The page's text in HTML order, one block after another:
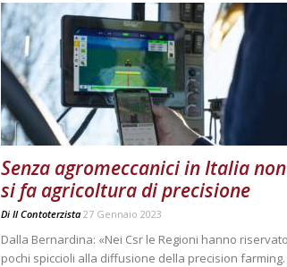
Senza agromeccanici in Italia non
si fa agricoltura di precisione
Di Il Contoterzista 27 Gennaio 2023
Dalla Bernardina: «Nei Csr le Regioni hanno riservato
pochi spiccioli alla diffusione della precision farming.